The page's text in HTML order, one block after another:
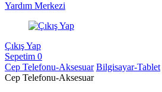
Yardım Merkezi
Çıkış Yap
Sepetim 0
Cep Telefonu-Aksesuar Bilgisayar-Tablet
Cep Telefonu-Aksesuar